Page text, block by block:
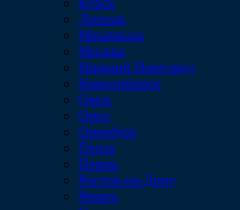
Курск
Липецк
Махачкала
Москва
Нижний Новгород
Новосибирск
Омск
Орел
Оренбург
Пенза
Пермь
Ростов-на-Дону
Рязань